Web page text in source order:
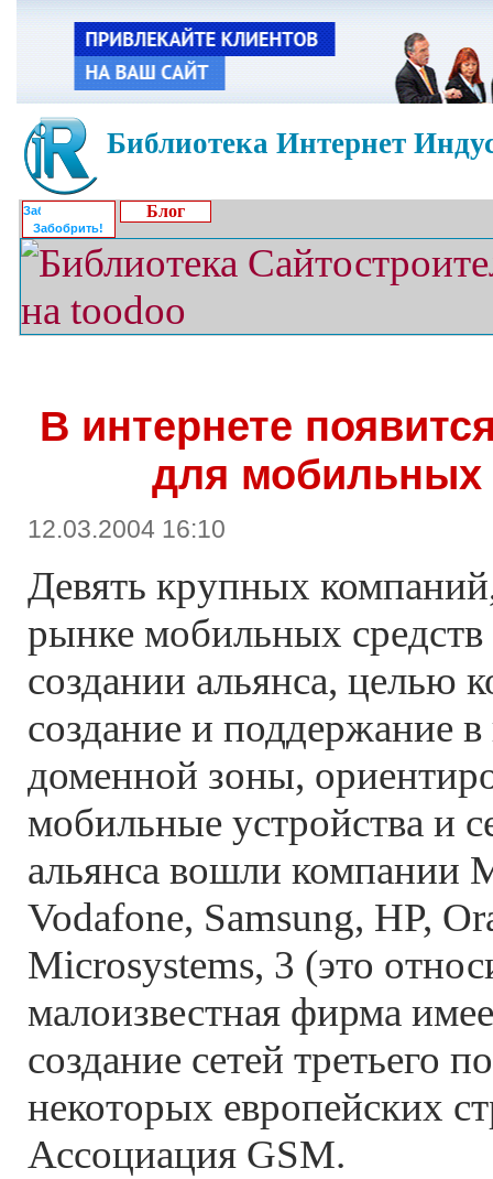
Библиотека Интернет
Забобрить!
Блог
В интернете
для мобильных
12.03.2004 16:10
Девять крупных
рынке мобильных
создании альянса, целью
создание и поддержание
доменной зоны,
мобильные устройства и
альянса вошли компании
Vodafone, Samsung, HP,
Microsystems, 3 (это
малоизвестная фирма
создание сетей третьего
некоторых европейских
Ассоциация GSM.